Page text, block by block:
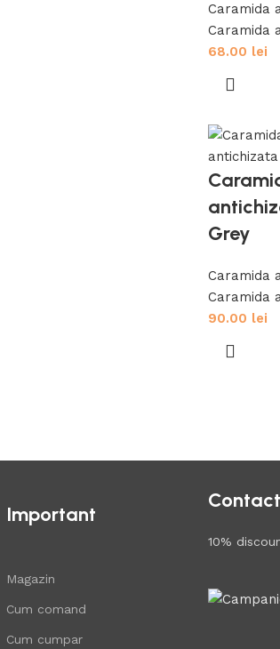
Caramida
Caramida
68.00 lei
Grey
Caramida
Caramida
90.00 lei
Important
Magazin
Cum comand
Cum cumpar
10%